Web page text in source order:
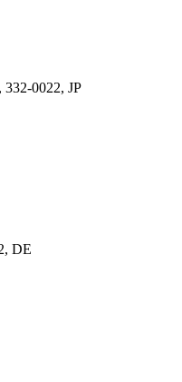
332-0022, JP
DE